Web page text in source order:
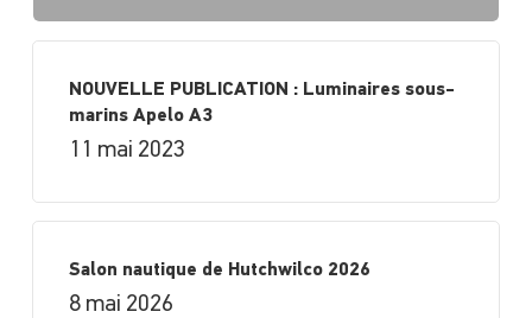
NOUVELLE PUBLICATION : Luminaires sous-
marins Apelo A3
11 mai 2023
Salon nautique de Hutchwilco 2026
8 mai 2026